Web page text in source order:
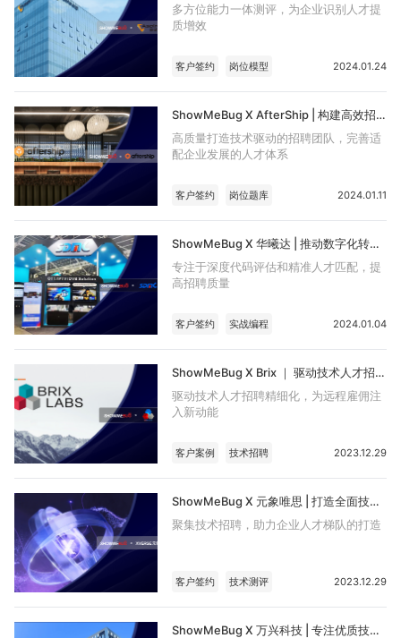
多方位能力一体测评，为企业识别人才提
质增效
客户签约 岗位模型 2024.01.24
ShowMeBug X AfterShip | 构建高效招聘体系，助推企业人才战略发展
高质量打造技术驱动的招聘团队，完善适
配企业发展的人才体系
客户签约 岗位题库 2024.01.11
ShowMeBug X 华曦达 | 推动数字化转型，建设高效技术人才团队
专注于深度代码评估和精准人才匹配，提
高招聘质量
客户签约 实战编程 2024.01.04
ShowMeBug X Brix ｜ 驱动技术人才招聘精细化，为远程雇佣注入新动能
驱动技术人才招聘精细化，为远程雇佣注
入新动能
客户案例 技术招聘 2023.12.29
ShowMeBug X 元象唯思 | 打造全面技术招聘流程，提升人才甄选效率
聚集技术招聘，助力企业人才梯队的打造
客户签约 技术测评 2023.12.29
ShowMeBug X 万兴科技 | 专注优质技术人才，提升技术招聘效能